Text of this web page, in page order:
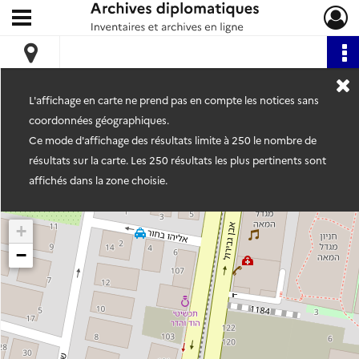
Archives diplomatiques
Ouvrir le menu déroulant
L'affichage en carte ne prend pas en compte les notices sans
coordonnées géographiques.
Ce mode d'affichage des résultats limite à 250 le nombre de
résultats sur la carte. Les 250 résultats les plus pertinents sont
affichés dans la zone choisie.
+
−